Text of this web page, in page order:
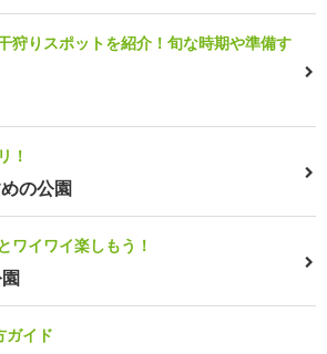
狩りスポットを紹介！旬な時期や準備す
！
の公園
ワイワイ楽しもう！
ガイド